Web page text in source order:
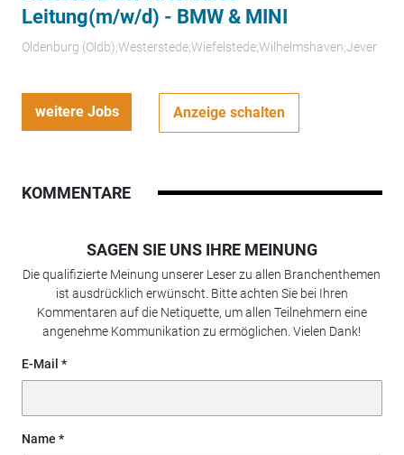
Leitung(m/w/d) - BMW & MINI
Oldenburg (Oldb);Westerstede;Wiefelstede;Wilhelmshaven;Jever
weitere Jobs Anzeige schalten
KOMMENTARE
SAGEN SIE UNS IHRE MEINUNG
Die qualifizierte Meinung unserer Leser zu allen Branchenthemen
ist ausdrücklich erwünscht. Bitte achten Sie bei Ihren
Kommentaren auf die Netiquette, um allen Teilnehmern eine
angenehme Kommunikation zu ermöglichen. Vielen Dank!
E-Mail
Name